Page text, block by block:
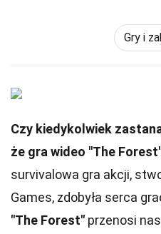
Gry i
Czy kiedykolwiek
że gra wideo "The
survivalowa gra akcji,
Games, zdobyła serca
"The Forest" przenosi